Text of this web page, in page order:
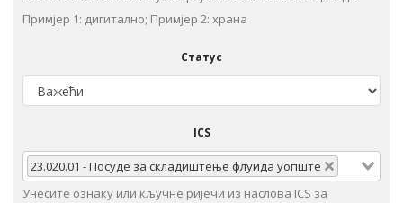
Примjeр 1: дигитaлнo; Примjeр 2: храна
Статус
ICS
23.020.01 - Пoсудe зa склaдиштeњe флуидa уопште
Унесите ознаку или кључне ријечи из наслова ICS за